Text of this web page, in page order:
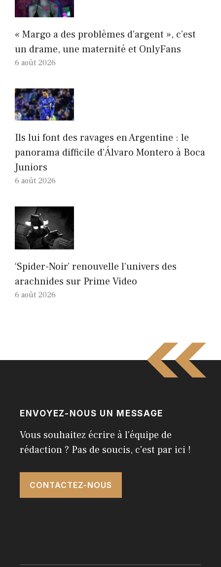
« Margo a des problèmes d’argent », c’est
un drame, une maternité et OnlyFans
6 août 2026
Ils lui font des ravages en Argentine : le
panorama difficile d’Álvaro Montero à Boca
Juniors
6 août 2026
‘Spider-Noir’ renouvelle l’univers des
arachnides sur Prime Video
6 août 2026
ENVOYEZ-NOUS UN MESSAGE
Vous souhaitez écrire à l'équipe de
rédaction ? Pas de soucis, c'est par ici !
CONTACTEZ-NOUS